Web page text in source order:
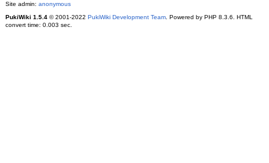
Site admin: anonymous
PukiWiki 1.5.4© 2001-2022 PukiWiki Development Team. Powered by PHP 8.3.6. HTML
convert time: 0.003 sec.